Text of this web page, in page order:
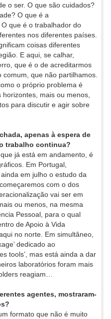
o ser. O que são cuidados?
O que é a
que é o trabalhador do
nos diferentes países.
coisas diferentes
E aqui, se calhar,
que é o de acreditarmos
que não partilhamos.
o próprio problema é
mais ou menos,
para discutir e agir sobre
apenas à espera de
trabalho continua?
já está em andamento, é
Em Portugal,
em julho o estudo da
com o dos
vai ser em
ou menos, na mesma
Pessoal, para o qual
de Apoio à Vida
no norte. Em simultâneo,
dedicado ao
tools’, mas está ainda a dar
laboratórios foram mais
reagiam…
agentes, mostraram-
formato que não é muito